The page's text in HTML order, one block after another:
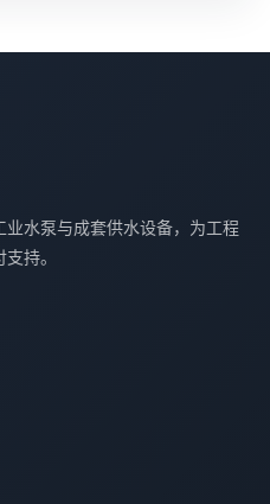
业水泵与成套供水设备，为工程
持。